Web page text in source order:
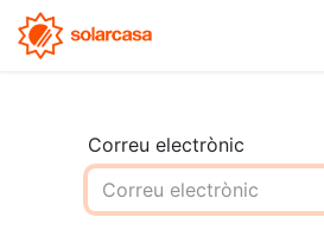
Correu electrònic